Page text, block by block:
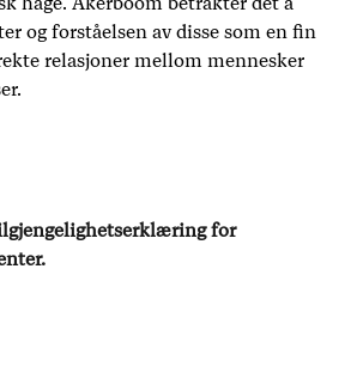
og forståelsen av disse som en fin
relasjoner mellom mennesker
for